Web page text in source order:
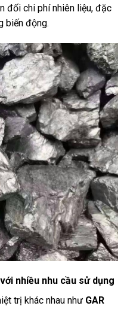
đối chi phí nhiên liệu, đặc
biến động.
nhiều nhu cầu sử dụng
trị khác nhau như GAR